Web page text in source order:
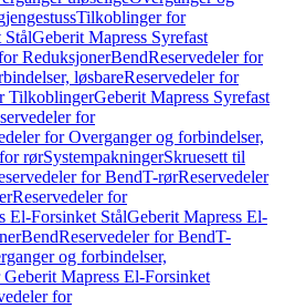
Tilkoblinger for
StålGeberit Mapress Syrefast
ReduksjonerBendReservedeler for
løsbareReservedeler for
TilkoblingerGeberit Mapress Syrefast
for
for Overganger og forbindelser,
rørSystempakningerSkruesett til
for BendT-rørReservedeler
Reservedeler for
El-Forsinket StålGeberit Mapress El-
BendReservedeler for BendT-
og forbindelser,
Mapress El-Forsinket
for